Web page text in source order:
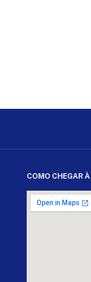
COMO CHEGAR